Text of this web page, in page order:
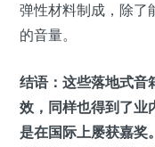
弹性材料制成，除了
的音量。
结语：这些落地式音
效，同样也得到了业
是在国际上屡获嘉奖